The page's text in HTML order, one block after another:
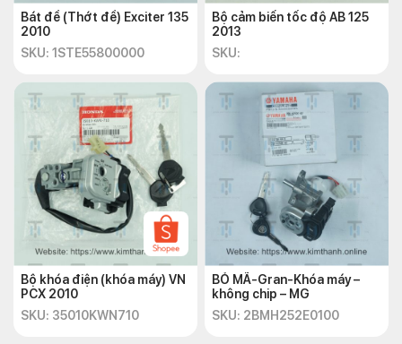
Bát đề (Thớt đề) Exciter 135
2010
SKU: 1STE55800000
Bộ cảm biến tốc độ AB 125
2013
SKU:
Bộ khóa điện (khóa máy) VN
PCX 2010
SKU: 35010KWN710
BỎ MÃ-Gran-Khóa máy –
không chip – MG
SKU: 2BMH252E0100